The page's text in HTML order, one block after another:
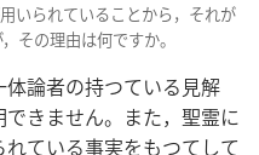
いられていることから，それが
その理由は何ですか。
論者の持つている見解
きません。また，聖霊に
ている事実をもつてして